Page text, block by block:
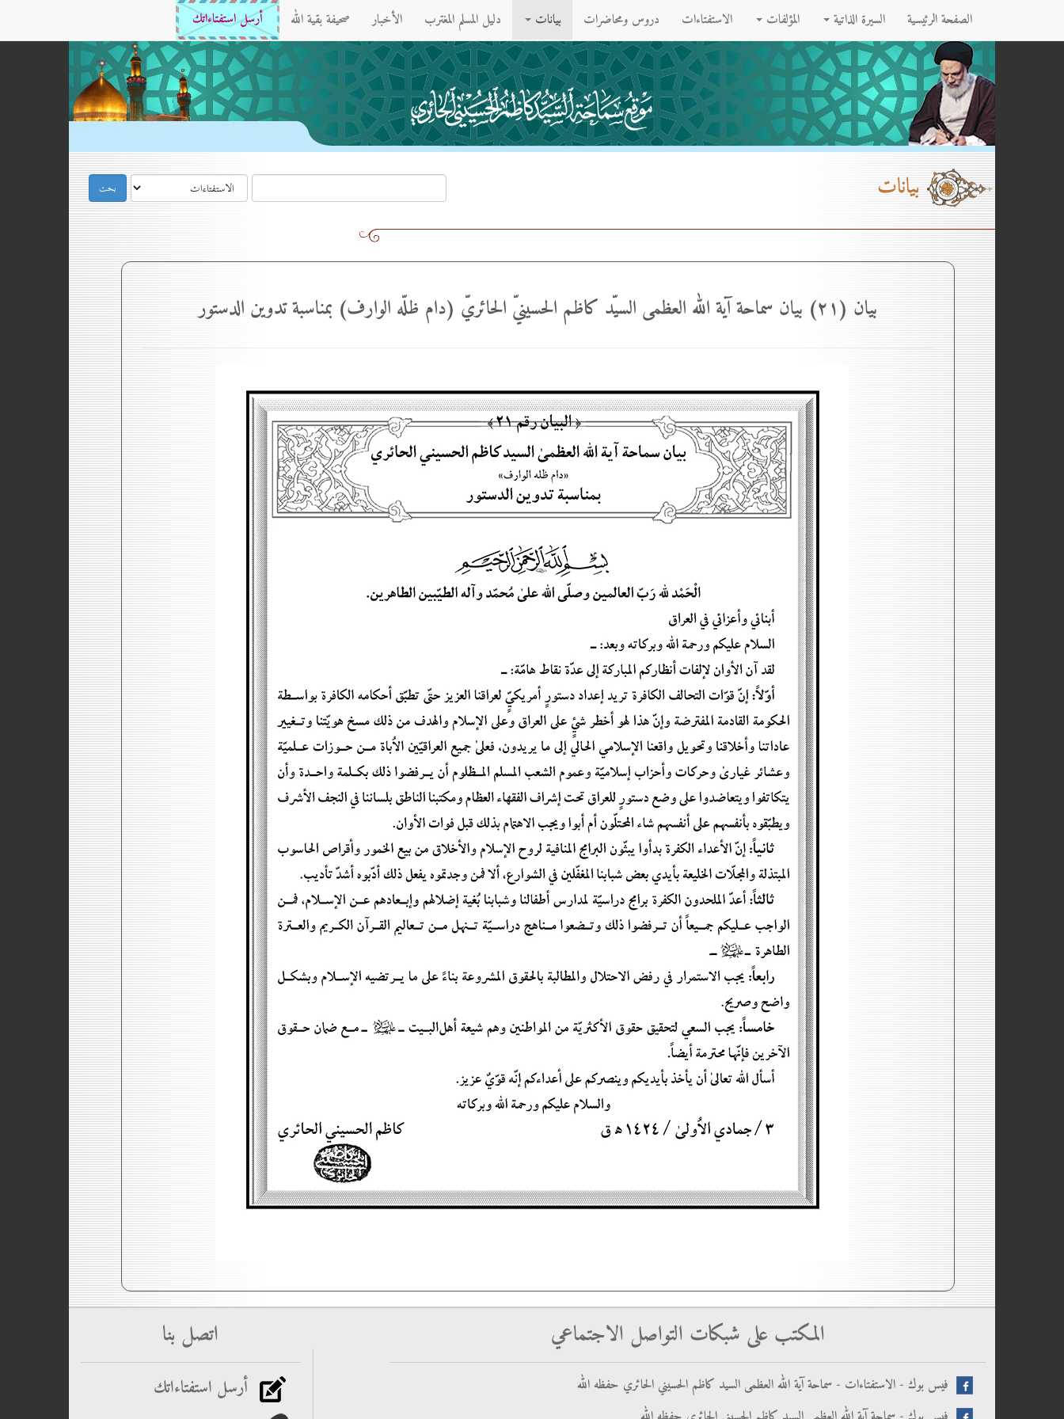
الصفحة الرئيسية السيرة الذاتية المؤلفات الاستفتاءات دروس ومحاضرات بيانات دليل المسلم المغترب الأخبار صحيفة بقية الله أرسل استفتاءاتك
بيانات
بيان (۲۱) بيان سماحة آية الله العظمى السيّد كاظم الحسينيّ الحائريّ (دام ظلّه الوارف) بمناسبة تدوين الدستور
اتصل بنا
أرسل استفتاءاتك
المكتب على شبكات التواصل الاجتماعي
فيس بوك - الاستفتاءات - سماحة آية الله العظمى السيد كاظم الحسيني الحائري حفظه الله